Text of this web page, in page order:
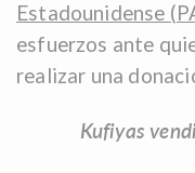
Estadounidense
esfuerzos ante
realizar una
Kufiyas